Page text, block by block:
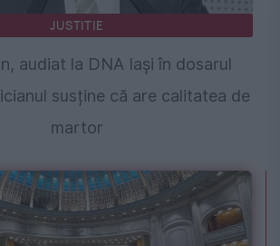
JUSTITIE
audiat la DNA Iași în dosarul
susține că are calitatea de
martor